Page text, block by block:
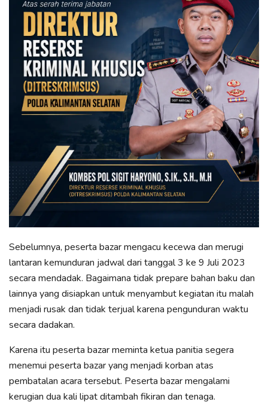
Sebelumnya, peserta bazar mengacu kecewa dan merugi
lantaran kemunduran jadwal dari tanggal 3 ke 9 Juli 2023
secara mendadak. Bagaimana tidak prepare bahan baku dan
lainnya yang disiapkan untuk menyambut kegiatan itu malah
menjadi rusak dan tidak terjual karena pengunduran waktu
secara dadakan.
Karena itu peserta bazar meminta ketua panitia segera
menemui peserta bazar yang menjadi korban atas
pembatalan acara tersebut. Peserta bazar mengalami
kerugian dua kali lipat ditambah fikiran dan tenaga.